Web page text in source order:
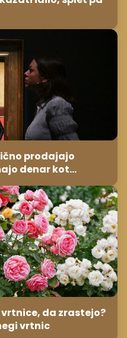
prodajajo
denar kot
da zrastejo?
vrtnic